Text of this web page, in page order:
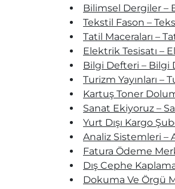
Bilimsel Dergiler –
Tekstil Fason –
Tatil Maceraları –
Elektrik Tesisatı –
Bilgi Defteri – Bilgi
Turizm Yayınları –
Kartuş Toner
Sanat Ekiyoruz –
Yurt Dışı Kargo
Analiz Sistemleri –
Fatura Ödeme
Dış Cephe
Dokuma Ve Örgü